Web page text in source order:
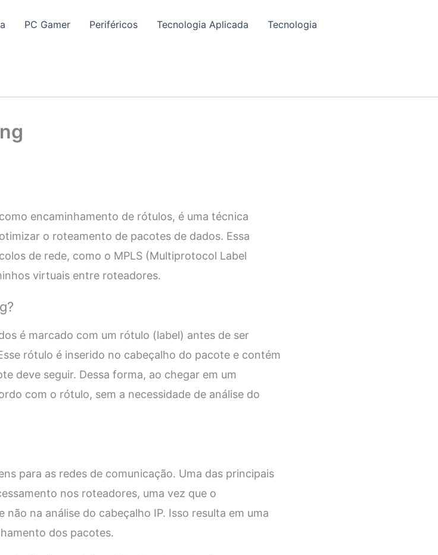
PC Gamer Periféricos Tecnologia Aplicada Tecnologia
encaminhamento de rótulos, é uma técnica
o roteamento de pacotes de dados. Essa
de rede, como o MPLS (Multiprotocol Label
virtuais entre roteadores.
é marcado com um rótulo (label) antes de ser
rótulo é inserido no cabeçalho do pacote e contém
deve seguir. Dessa forma, ao chegar em um
com o rótulo, sem a necessidade de análise do
para as redes de comunicação. Uma das principais
nos roteadores, uma vez que o
na análise do cabeçalho IP. Isso resulta em uma
dos pacotes.